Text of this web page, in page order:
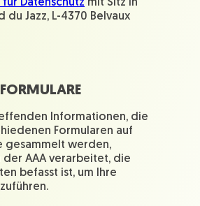
für Datenschutz mit Sitz in
du Jazz, L-4370 Belvaux
Informationen, die
Formularen auf
gesammelt werden,
AAA verarbeitet, die
befasst ist, um Ihre